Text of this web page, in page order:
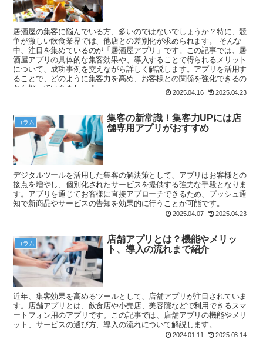
居酒屋の集客に悩んでいる方、多いのではないでしょうか？特に、競
争が激しい飲食業界では、他店との差別化が求められます。 そんな
中、注目を集めているのが「居酒屋アプリ」です。この記事では、居
酒屋アプリの具体的な集客効果や、導入することで得られるメリット
について、成功事例を交えながら詳しく解説します。アプリを活用す
ることで、どのように集客力を高め、お客様との関係を強化できるの
かを探っていきましょう。
2025.04.16 2025.04.23
コラム
集客の新常識！集客力UPには店
舗専用アプリがおすすめ
デジタルツールを活用した集客の解決策として、アプリはお客様との
接点を増やし、個別化されたサービスを提供する強力な手段となりま
す。アプリを通じてお客様に直接アプローチできるため、プッシュ通
知で新商品やサービスの告知を効果的に行うことが可能です。
2025.04.07 2025.04.23
コラム
店舗アプリとは？機能やメリッ
ト、導入の流れまで紹介
近年、集客効果を高めるツールとして、店舗アプリが注目されていま
す。店舗アプリとは、飲食店や小売店、美容院などで利用できるスマ
ートフォン用のアプリです。この記事では、店舗アプリの機能やメリ
ット、サービスの選び方、導入の流れについて解説します。
2024.01.11 2025.03.14